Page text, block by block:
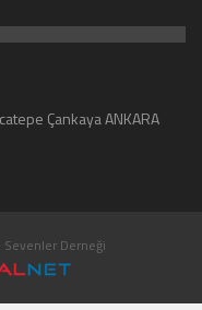
Çankaya ANKARA
Sevenler Derneği